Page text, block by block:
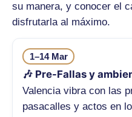
su manera, y conocer el
disfrutarla al máximo.
1–14 Mar
🎶 Pre-Fallas y
Valencia vibra con las
pasacalles y actos en